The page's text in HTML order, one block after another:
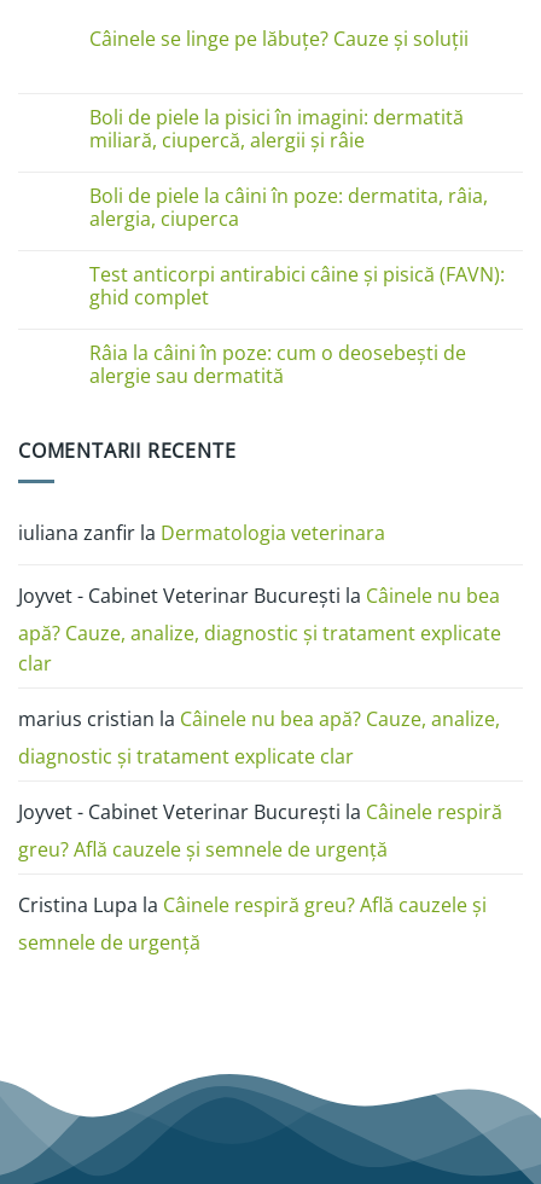
Câinele se linge pe lăbuțe? Cauze și soluții
Câinele
se
linge
Cauze
și
soluții
Boli de piele la pisici în imagini: dermatită
miliară, ciupercă, alergii și râie
comentariu
la
Boli
de
pisici
în
imagini:
miliară,
ciupercă,
alergii
și
Boli de piele la câini în poze: dermatita, râia,
alergia, ciuperca
la
Boli
de
câini
în
poze:
ciuperca
Test anticorpi antirabici câine și pisică (FAVN):
ghid complet
comentariu
la
Test
anticorpi
pisică
Râia la câini în poze: cum o deosebești de
alergie sau dermatită
Râia
cum
o
alergie
sau
COMENTARII RECENTE
iuliana zanfir la Dermatologia veterinara
Joyvet - Cabinet Veterinar București la Câinele nu bea
apă? Cauze, analize, diagnostic și tratament explicate
clar
marius cristian la Câinele nu bea apă? Cauze, analize,
diagnostic și tratament explicate clar
Joyvet - Cabinet Veterinar București la Câinele respiră
greu? Află cauzele și semnele de urgență
Cristina Lupa la Câinele respiră greu? Află cauzele și
semnele de urgență